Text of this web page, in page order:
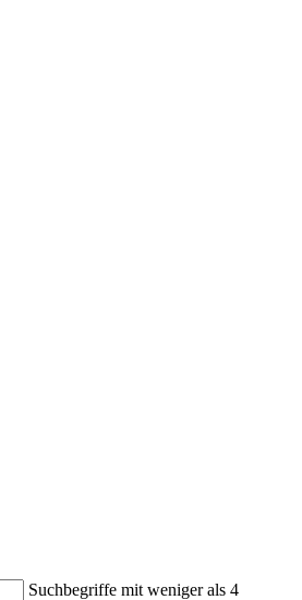
Suchbegriffe mit weniger als 4